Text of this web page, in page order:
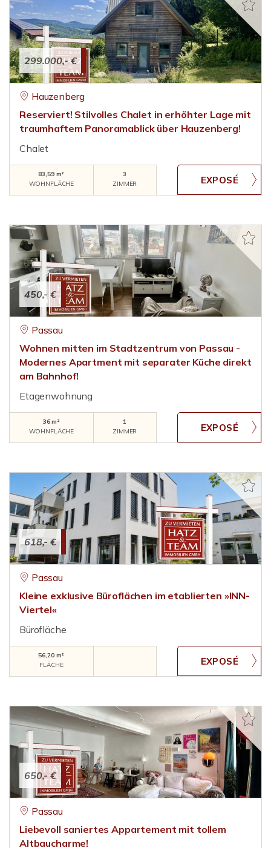
299.000,- €
Hauzenberg
Reserviert! Stilvolles Chalet in erhöhter Lage mit
traumhaftem Panoramablick über Hauzenberg!
Chalet
83,59 m²
WOHNFLÄCHE
3
ZIMMER
450,- €
Passau
Wohnen mitten im Stadtzentrum von Passau -
Modernes Apartment mit separater Küche direkt
am Bahnhof!
Etagenwohnung
36 m²
WOHNFLÄCHE
1
ZIMMER
618,- €
Passau
Kleine exklusive Büroflächen im etablierten »INN-
Viertel«
Bürofläche
56,20 m²
FLÄCHE
650,- €
Passau
Liebevoll saniertes Appartement mit tollem
Altbaucharme!